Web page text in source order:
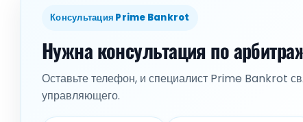
Консультация Prime Bankrot
Нужна консультация по
Оставьте телефон, и специалист Prime Bankrot
управляющего.